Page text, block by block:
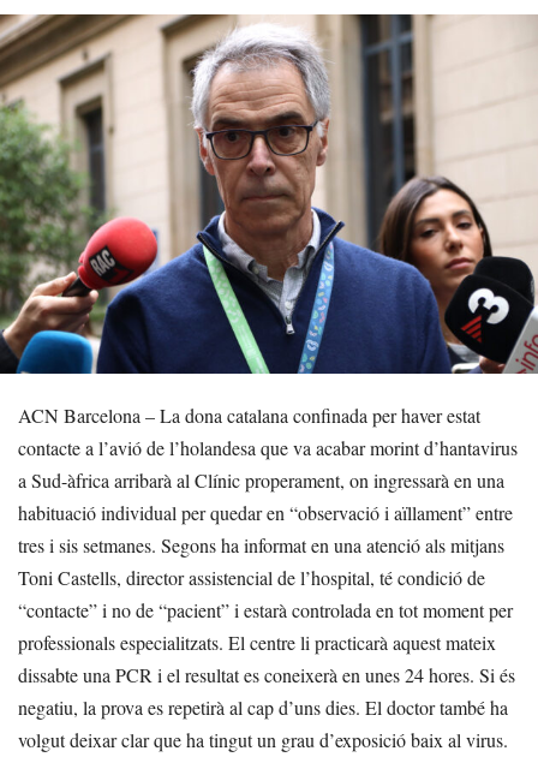
ACN Barcelona – La dona catalana confinada per haver estat
contacte a l’avió de l’holandesa que va acabar morint d’hantavirus
a Sud-àfrica arribarà al Clínic properament, on ingressarà en una
habituació individual per quedar en “observació i aïllament” entre
tres i sis setmanes. Segons ha informat en una atenció als mitjans
Toni Castells, director assistencial de l’hospital, té condició de
“contacte” i no de “pacient” i estarà controlada en tot moment per
professionals especialitzats. El centre li practicarà aquest mateix
dissabte una PCR i el resultat es coneixerà en unes 24 hores. Si és
negatiu, la prova es repetirà al cap d’uns dies. El doctor també ha
volgut deixar clar que ha tingut un grau d’exposició baix al virus.